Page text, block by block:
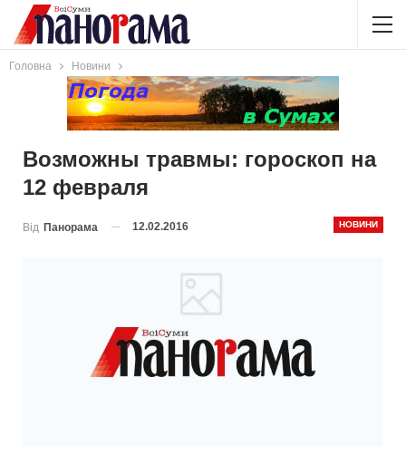
Головна Новини
Возможны травмы: гороскоп на
12 февраля
НОВИНИ
Від Панорама 12.02.2016